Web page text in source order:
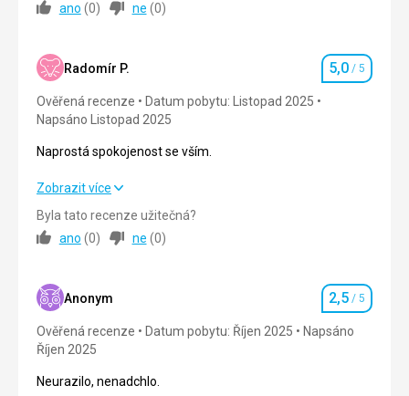
Ubytování
Služby 4,0/ 5
Cena
ano (0) ne (0)
Radomír P. Hodnocení
5,0 / 5
Ověřená recenze
Datum pobytu: Listopad 2025
Napsáno Listopad 2025
Naprostá spokojenost se vším.
Naprostá spokojenost se vším.
Strava
Okolí 5,0/ 5
Služby 5,0
Zobrazit více
Byla tato recenze užitečná?
ano (0) ne (0)
Anonym Hodnocení
2,5 / 5
Ověřená recenze Datum pobytu: Říjen 2025
Napsáno
Říjen 2025
Neurazilo, nenadchlo.